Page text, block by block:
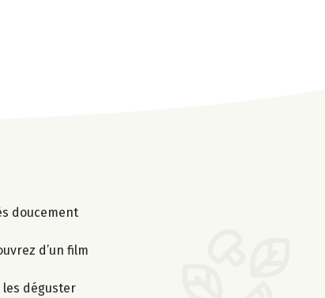
doucement
d’un film
les déguster